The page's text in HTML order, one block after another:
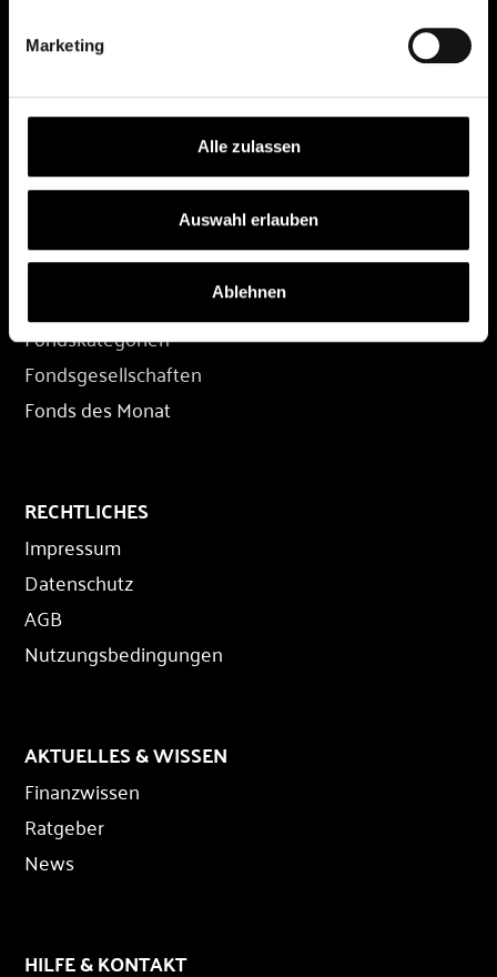
Marketing
Alle zulassen
Auswahl erlauben
Ablehnen
Depot eröffnen
Depot übertragen
Konditionen
FONDS
Fondskategorien
Fondsgesellschaften
Fonds des Monat
RECHTLICHES
Impressum
Datenschutz
AGB
Nutzungsbedingungen
AKTUELLES & WISSEN
Finanzwissen
Ratgeber
News
HILFE & KONTAKT